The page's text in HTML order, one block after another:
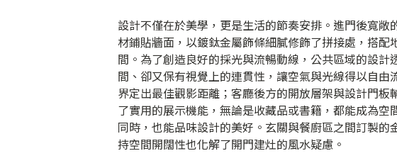
設計不僅在於美學，更是生活的節奏安排。進門後寬
材鋪貼牆面，以鍍鈦金屬飾條細膩修飾了拼接處，搭
間。為了創造良好的採光與流暢動線，公共區域的設
間、卻又保有視覺上的連貫性，讓空氣與光線得以自
界定出最佳觀影距離；客廳後方的開放層架與設計門
了實用的展示機能，無論是收藏品或書籍，都能成為
同時，也能品味設計的美好。玄關與餐廚區之間訂製
持空間開闊性也化解了開門建灶的風水疑慮。